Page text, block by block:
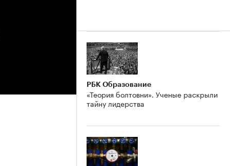
РБК Образование
«Теория болтовни». Ученые раскрыли
тайну лидерства